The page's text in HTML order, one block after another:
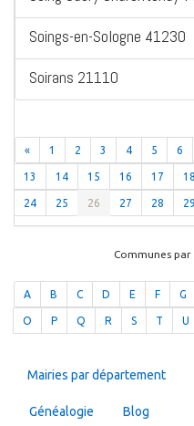
Soings-en-Sologne 41230
Soirans 21110
« 1 2 3 4 5 6
13 14 15 16 17 18
24 25 26 27 28 29
Communes
A B C D E F G
O P Q R S T U
Mairies par département
Généalogie Blog